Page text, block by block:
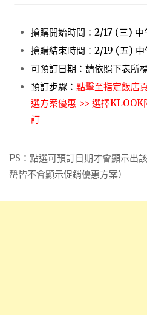
搶購開始時間：2/17 (三) 中
搶購結束時間：2/19 (五) 中
可預訂日期：請依照下表所
預訂步驟： 點擊至指定飯店
選方案優惠 >> 選擇KLOOK
訂
PS：點選可預訂日期才會顯示出
罄皆不會顯示促銷優惠方案）